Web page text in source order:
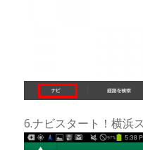
6.ナビスタート！横浜